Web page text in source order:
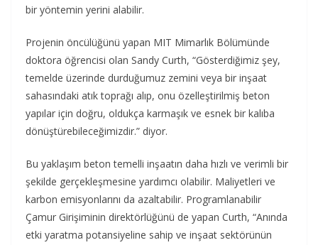
bir yöntemin yerini alabilir.
Projenin öncülüğünü yapan MIT Mimarlık Bölümünde
doktora öğrencisi olan Sandy Curth, “Gösterdiğimiz şey,
temelde üzerinde durduğumuz zemini veya bir inşaat
sahasındaki atık toprağı alıp, onu özelleştirilmiş beton
yapılar için doğru, oldukça karmaşık ve esnek bir kalıba
dönüştürebileceğimizdir.” diyor.
Bu yaklaşım beton temelli inşaatın daha hızlı ve verimli bir
şekilde gerçekleşmesine yardımcı olabilir. Maliyetleri ve
karbon emisyonlarını da azaltabilir. Programlanabilir
Çamur Girişiminin direktörlüğünü de yapan Curth, “Anında
etki yaratma potansiyeline sahip ve inşaat sektörünün